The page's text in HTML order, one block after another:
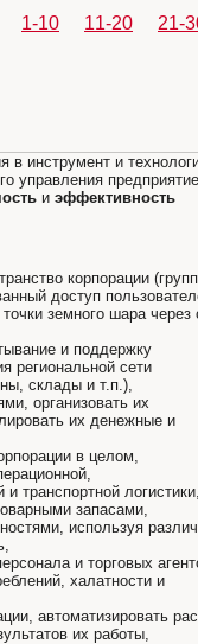
1-10 11-20 21-
в инструмент и
управления
и эффективность
корпорации
доступ
земного шара через
и поддержку
региональной сети
склады и т.п.),
организовать их
их денежные и
в целом,
транспортной
запасами,
используя
и торговых
халатности и
автоматизировать
их работы,